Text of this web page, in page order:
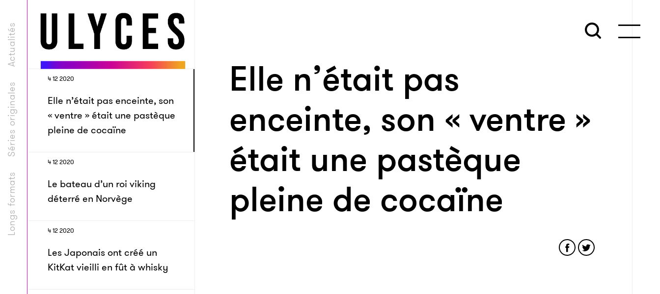
Longs formats
Séries originales
Actualités
4 12 2020
Elle n’était pas enceinte, son
« ventre » était une pastèque
pleine de cocaïne
4 12 2020
Le bateau d’un roi viking
déterré en Norvège
4 12 2020
Les Japonais ont créé un
KitKat vieilli en fût à whisky
Elle n’était pas
enceinte, son « ventre »
était une pastèque
pleine de cocaïne